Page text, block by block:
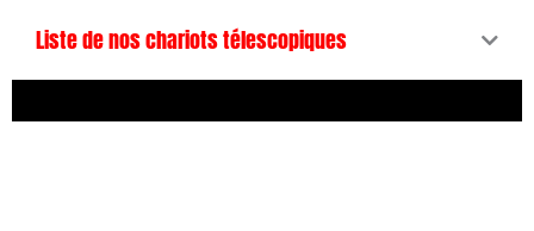
Liste de nos chariots télescopiques